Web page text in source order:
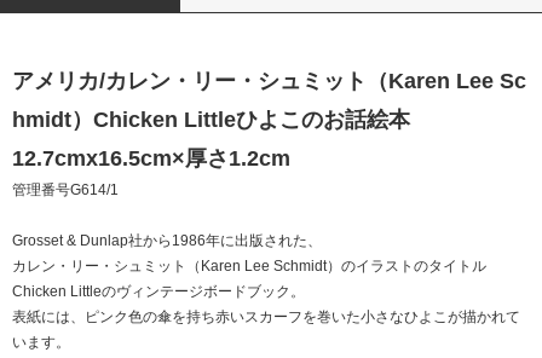
アメリカ/カレン・リー・シュミット（Karen Lee Sc
hmidt）Chicken Littleひよこのお話絵本
12.7cmx16.5cm×厚さ1.2cm
管理番号G614/1
Grosset & Dunlap社から1986年に出版された、
カレン・リー・シュミット（Karen Lee Schmidt）のイラストのタイトル
Chicken Littleのヴィンテージボードブック。
表紙には、ピンク色の傘を持ち赤いスカーフを巻いた小さなひよこが描かれて
います。